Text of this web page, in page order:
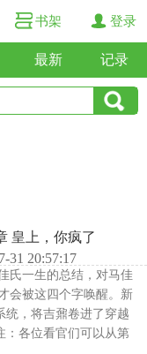
书架 登录
最新 记录
皇上，你疯了
31 20:57:17
氏一生的总结，对马佳
会被这四个字唤醒。新
统，将吉鼐卷进了穿越
：各位看官们可以从第